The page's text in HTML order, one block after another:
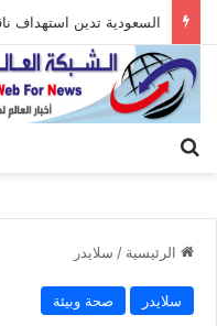
السعودية تدين استهداف
الرئيسية / سلايدر
سلايدر صحة وبيئة